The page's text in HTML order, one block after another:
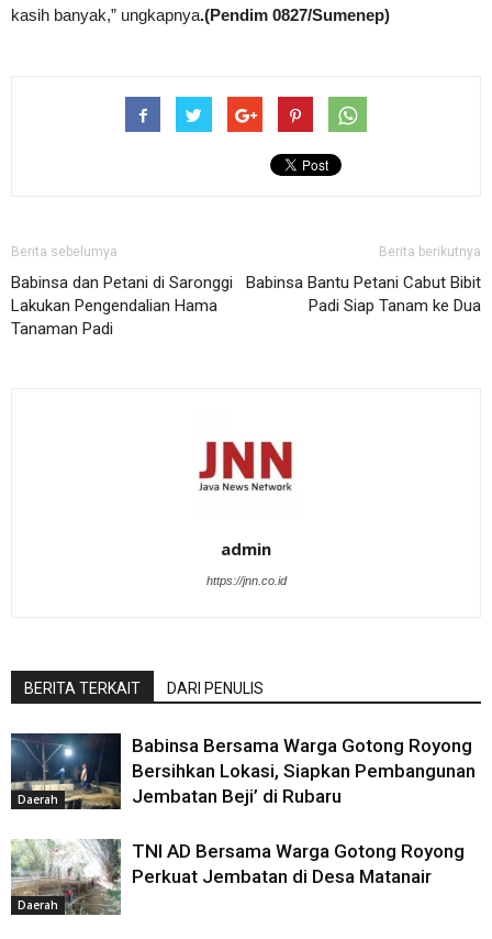
kasih banyak,” ungkapnya.(Pendim 0827/Sumenep)
Berita sebelumya
Babinsa dan Petani di Saronggi
Lakukan Pengendalian Hama
Tanaman Padi
Berita berikutnya
Babinsa Bantu Petani Cabut Bibit
Padi Siap Tanam ke Dua
admin
https://jnn.co.id
BERITA TERKAIT DARI PENULIS
Daerah
Babinsa Bersama Warga Gotong Royong
Bersihkan Lokasi, Siapkan Pembangunan
Jembatan Beji’ di Rubaru
Daerah
TNI AD Bersama Warga Gotong Royong
Perkuat Jembatan di Desa Matanair